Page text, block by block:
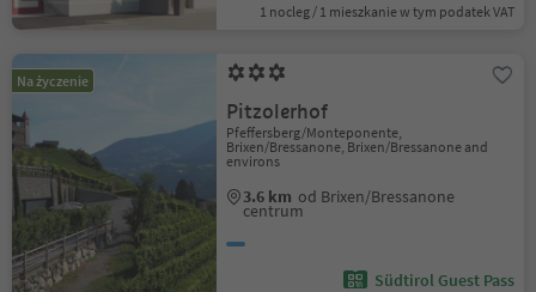
1 nocleg / 1 mieszkanie w tym podatek VAT
Na życzenie
Pitzolerhof
Pfeffersberg/Monteponente,
Brixen/Bressanone, Brixen/Bressanone and
environs
3.6 km od Brixen/Bressanone
centrum
Südtirol Guest Pass